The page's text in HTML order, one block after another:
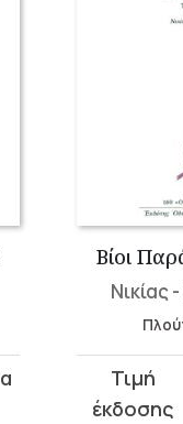
Βίοι
Νικίας
Original
price
Current
price